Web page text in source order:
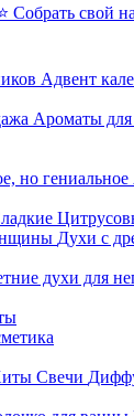
Собрать свой
Адвент
Ароматы для
но гениальное
Духи с
духи для
Свечи